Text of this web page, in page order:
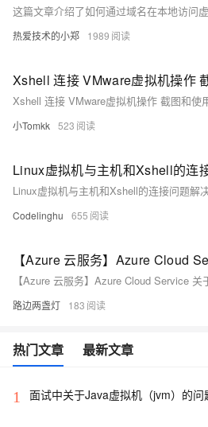
热爱技术的小郑 1989
Xshell 连接 VMware虚拟机操作
Xshell 连接 VMware虚拟机操作 截图和使
小Tomkk 523
Linux虚拟机与主机和Xshell的连
Linux虚拟机与主机和Xshell的连接问题解
Codelinghu 655
路边两盏灯 183
热门文章 最新文章
1 面试中关于Java虚拟机（jvm）的问